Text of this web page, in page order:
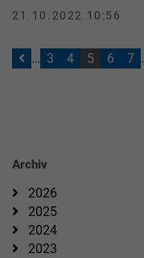
21.10.2022 10:56
… 3 4 5 6 7
Archiv
2026
2025
2024
2023